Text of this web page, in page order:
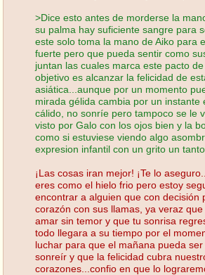
>Dice esto antes de morderse la
su palma hay suficiente sangre para
este solo toma la mano de Aiko para
fuerte pero que pueda sentir como
juntan las cuales marca este pacto
objetivo es alcanzar la felicidad de
asiática...aunque por un momento
mirada gélida cambia por un instante
cálido, no sonríe pero tampoco se le
visto por Galo con los ojos bien y la
como si estuviese viendo algo
expresion infantil con un grito un tanto
¡Las cosas iran mejor! ¡Te lo
eres como el hielo frio pero estoy
encontrar a alguien que con decisión
corazón con sus llamas, ya veraz
amar sin temor y que tu sonrisa
todo llegara a su tiempo por el
luchar para que el mañana pueda
sonreír y que la felicidad cubra
corazones...confio en que lo